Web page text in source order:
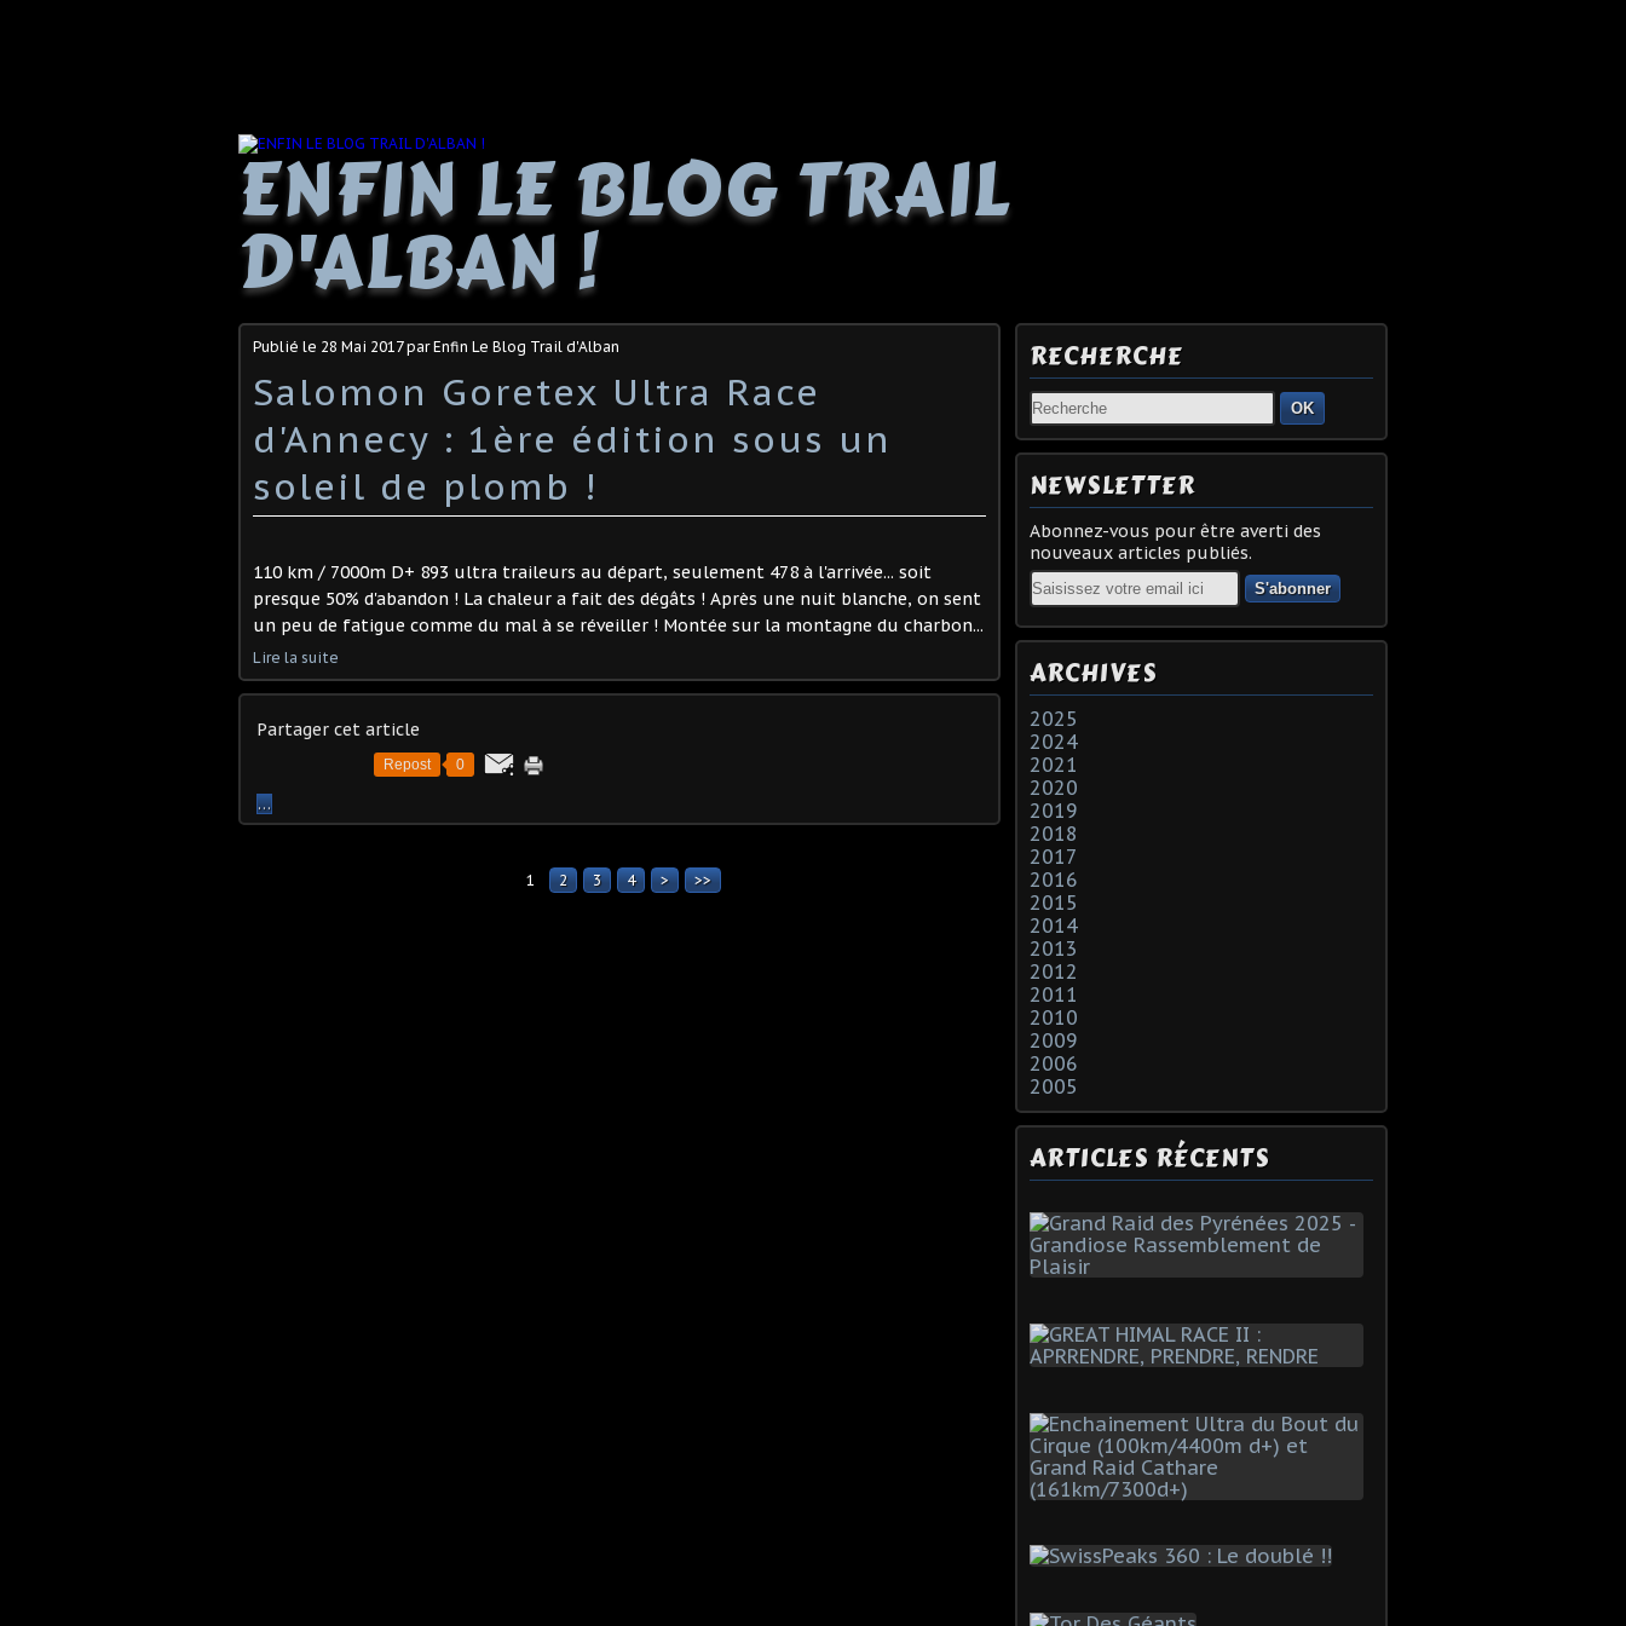
ENFIN LE BLOG TRAIL
D'ALBAN !
Publié le 28 Mai 2017par Enfin Le Blog Trail d'Alban
Salomon Goretex Ultra Race
d'Annecy : 1ère édition sous un
soleil de plomb !
110 km / 7000m D+ 893 ultra traileurs au départ, seulement 478 à l'arrivée... soit
presque 50% d'abandon ! La chaleur a fait des dégâts ! Après une nuit blanche, on sent
un peu de fatigue comme du mal à se réveiller ! Montée sur la montagne du charbon...
Lire la suite
Partager cet article
Repost 0
…
1 2 3 4 > >>
RECHERCHE
OK
NEWSLETTER
Abonnez-vous pour être averti des
nouveaux articles publiés.
Email
ARCHIVES
2025
2024
2021
2020
2019
2018
2017
2016
2015
2014
2013
2012
2011
2010
2009
2006
2005
ARTICLES RÉCENTS